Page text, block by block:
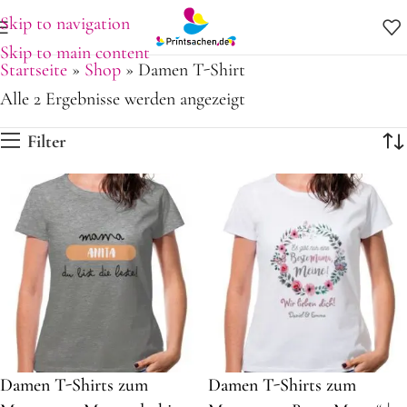
Skip to navigation
Skip to main content
Startseite » Shop » Damen T-Shirt
Alle 2 Ergebnisse werden angezeigt
Filter
Damen T-Shirts zum
Damen T-Shirts zum